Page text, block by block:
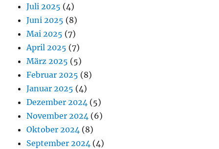
Juli 2025 (4)
Juni 2025 (8)
Mai 2025 (7)
April 2025 (7)
März 2025 (5)
Februar 2025 (8)
Januar 2025 (4)
Dezember 2024 (5)
November 2024 (6)
Oktober 2024 (8)
September 2024 (4)